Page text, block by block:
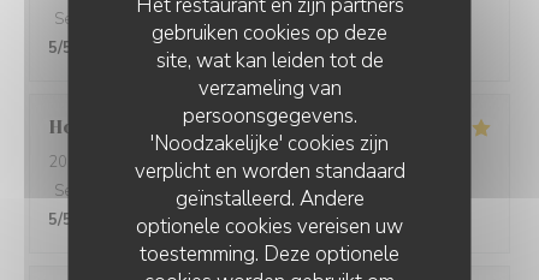
gebruiken cookies op deze
site, wat kan leiden tot de
verzameling van
persoonsgegevens.
'Noodzakelijke' cookies zijn
verplicht en worden standaard
geïnstalleerd. Andere
optionele cookies vereisen uw
toestemming. Deze optionele
Service
/5 Atmosfeer:5/5 Keuken: 5/5 Kwaliteit / Prijs
5/5
Ho Fung
2026-05-24 - 19:30 - Gasten 2
Service
Atmosfeer:5/5 Keuken : 5/5 Kwaliteit / Prijs
5/5